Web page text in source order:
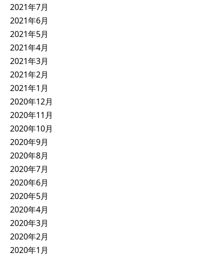
2021年7月
2021年6月
2021年5月
2021年4月
2021年3月
2021年2月
2021年1月
2020年12月
2020年11月
2020年10月
2020年9月
2020年8月
2020年7月
2020年6月
2020年5月
2020年4月
2020年3月
2020年2月
2020年1月